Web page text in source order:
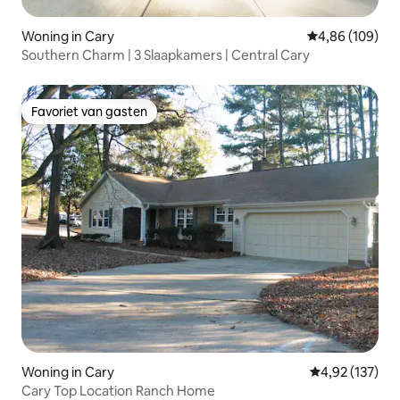
Woning in Cary Gemiddelde
4,86 (109)
Southern Charm | 3 Slaapkamers | Central Cary
Favoriet van gasten
Favoriet van gasten
Woning in Cary Gemiddelde
4,92 (137)
Cary Top Location Ranch Home